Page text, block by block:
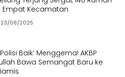
Empat Kecamatan
23/08/2025
Baik’ Menggema! AKBP
Bawa Semangat Baru ke